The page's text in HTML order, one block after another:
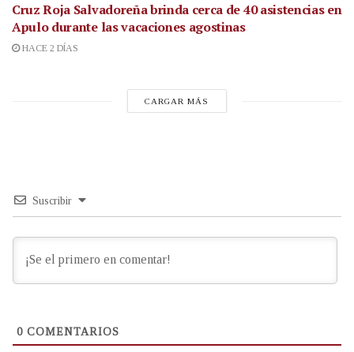
Cruz Roja Salvadoreña brinda cerca de 40 asistencias en
Apulo durante las vacaciones agostinas
HACE 2 DÍAS
CARGAR MÁS
Suscribir
0 COMENTARIOS